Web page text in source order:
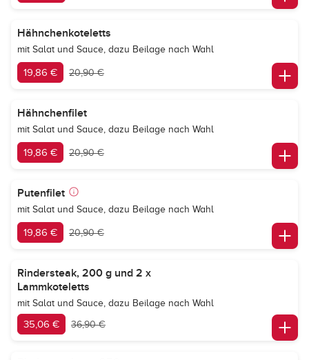
Hähnchenkoteletts
mit Salat und Sauce, dazu Beilage nach Wahl
19,86 € 20,90 €
Hähnchenfilet
mit Salat und Sauce, dazu Beilage nach Wahl
19,86 € 20,90 €
Putenfilet
mit Salat und Sauce, dazu Beilage nach Wahl
19,86 € 20,90 €
Rindersteak, 200 g und 2 x
Lammkoteletts
mit Salat und Sauce, dazu Beilage nach Wahl
35,06 € 36,90 €